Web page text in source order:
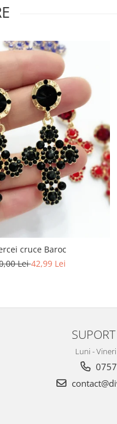
cruce Baroc
Lei42,99 Lei
Luni -